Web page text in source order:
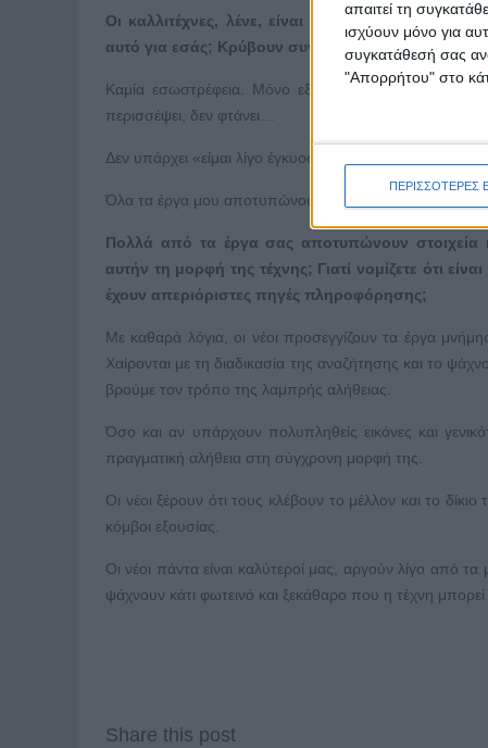
απαιτεί τη
ισχύουν μόνο για
συγκατάθεσή σας
"Απορρήτου" στο
ΠΕΡΙΣΣΟΤΕΡΕΣ
Οι καλλιτέχνες, λένε, είναι ιδιαίτερα
αυτό για εσάς; Κρύβουν συναισθήματα τα έργα
Καμία εσωστρέφεια. Μόνο εξωστρέφεια με επικό
περισσέψει, δεν φτάνει…
Δεν υπάρχει «είμαι λίγο έγκυος», μόνο αληθινή γλώσσα,
Όλα τα έργα μου αποτυπώνουν συναισθήματα, συνήθως
Πολλά από τα έργα σας αποτυπώνουν στοιχεία
αυτήν τη μορφή της τέχνης; Γιατί νομίζετε ότι
έχουν απεριόριστες πηγές πληροφόρησης;
Με καθαρά λόγια, οι νέοι προσεγγίζουν τα έργα
Χαίρονται με τη διαδικασία της αναζήτησης και το
βρούμε τον τρόπο της λαμπρής αλήθειας.
Όσο και αν υπάρχουν πολυπληθείς εικόνες και
πραγματική αλήθεια στη σύγχρονη μορφή της.
Οι νέοι ξέρουν ότι τους κλέβουν το μέλλον και το
κόμβοι εξουσίας.
Οι νέοι πάντα είναι καλύτεροί μας, αργούν λίγο από
ψάχνουν κάτι φωτεινό και ξεκάθαρο που η τέχνη
Share this post